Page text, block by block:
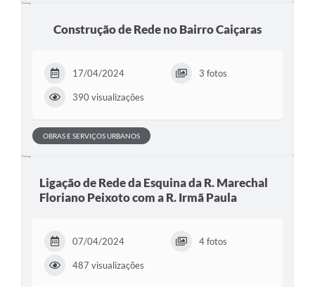
Construção de Rede no Bairro Caiçaras
17/04/2024 3 fotos
390 visualizações
OBRAS E SERVIÇOS URBANOS
Ligação de Rede da Esquina da R. Marechal
Floriano Peixoto com a R. Irmã Paula
07/04/2024 4 fotos
487 visualizações